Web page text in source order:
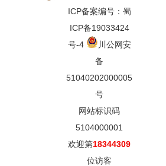
ICP备案编号：蜀
ICP备19033424
号-4
川公网安
备
51040202000005
号
网站标识码
5104000001
欢迎第18344309
位访客